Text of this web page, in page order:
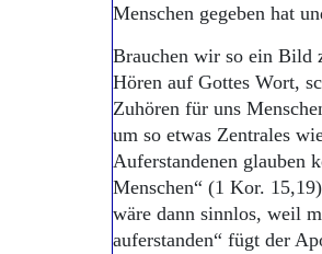
Menschen gegeben hat
Brauchen wir so ein Bild
Hören auf Gottes Wort,
Zuhören für uns
um so etwas Zentrales
Auferstandenen glauben
Menschen“ (1 Kor.
wäre dann sinnlos, weil
auferstanden“ fügt der